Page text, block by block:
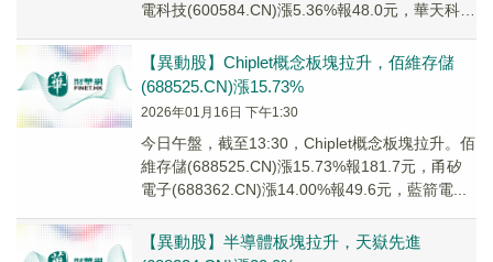
電科技(600584.CN)漲5.36%報48.0元，華天科技
【異動股】Chiplet概念板塊拉升，佰維存儲
(688525.CN)漲15.73%
2026年01月16日 下午1:30
今日午盤，截至13:30，Chiplet概念板塊拉升。佰
維存儲(688525.CN)漲15.73%報181.7元，甬矽
電子(688362.CN)漲14.00%報49.6元，藍箭電...
【異動股】半導體板塊拉升，天嶽先進